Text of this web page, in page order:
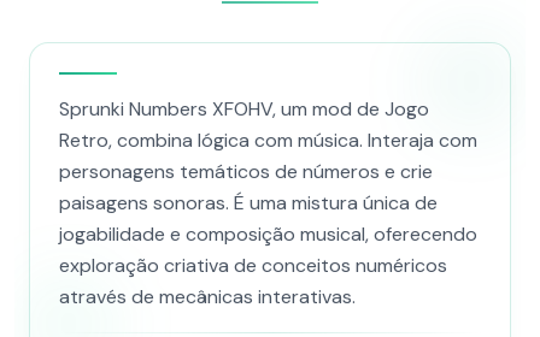
Sprunki Numbers XFOHV, um mod de Jogo
Retro, combina lógica com música. Interaja com
personagens temáticos de números e crie
paisagens sonoras. É uma mistura única de
jogabilidade e composição musical, oferecendo
exploração criativa de conceitos numéricos
através de mecânicas interativas.